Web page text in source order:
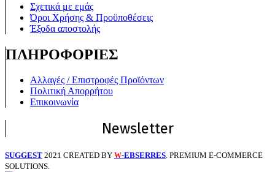
Σχετικά με εμάς
Όροι Χρήσης & Προϋποθέσεις
Έξοδα αποστολής
ΠΛΗΡΟΦΟΡΙΕΣ
Αλλαγές / Επιστροφές Προϊόντων
Πολιτική Απορρήτου
Επικοινωνία
Newsletter
SUGGEST 2021 CREATED BY W-EBSERRES. PREMIUM E-COMMERCE
SOLUTIONS.